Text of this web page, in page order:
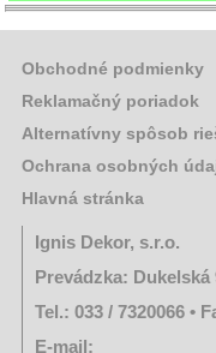
Obchodné podmienky
Reklamačný poriadok
Alternatívny spôsob
Ochrana osobných
Hlavná stránka
Ignis Dekor, s.r.o.
Prevádzka: Dukelská
Tel.: 033 / 7320066 •
E-mail: